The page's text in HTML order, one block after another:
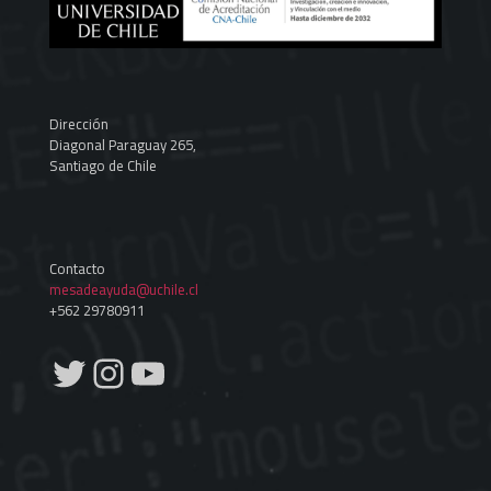
Dirección
Diagonal Paraguay 265,
Santiago de Chile
Contacto
mesadeayuda@uchile.cl
+562 29780911
Twitter
Instagram
YouTube